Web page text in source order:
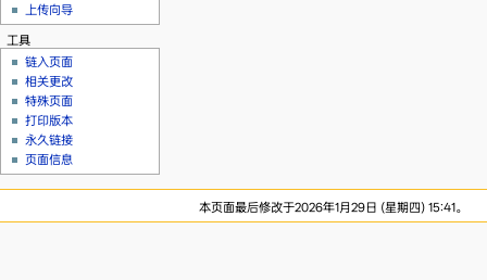
上传向导
工具
链入页面
相关更改
特殊页面
打印版本
永久链接
页面信息
本页面最后修改于2026年1月29日 (星期四) 15:41。